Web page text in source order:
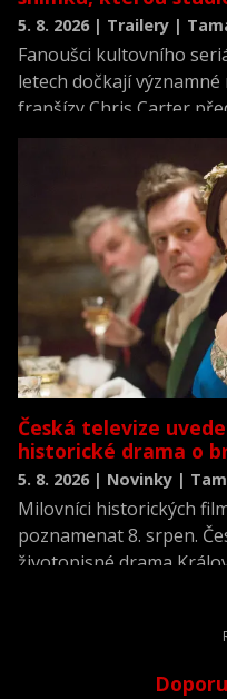
5. 8. 2026 | Trailery |
Fanoušci kultovního
letech dočkají významné
franšízy Chris Carter
neviděné režisérské
Česká televize
historické drama o
5. 8. 2026 | Novinky |
Milovníci historických
poznamenat 8. srpen.
životopisné drama